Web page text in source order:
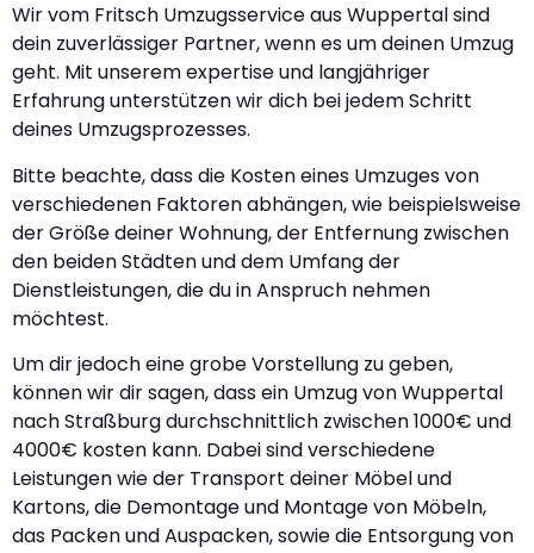
Wir vom Fritsch Umzugsservice aus Wuppertal sind
dein zuverlässiger Partner, wenn es um deinen Umzug
geht. Mit unserem expertise und langjähriger
Erfahrung unterstützen wir dich bei jedem Schritt
deines Umzugsprozesses.
Bitte beachte, dass die Kosten eines Umzuges von
verschiedenen Faktoren abhängen, wie beispielsweise
der Größe deiner Wohnung, der Entfernung zwischen
den beiden Städten und dem Umfang der
Dienstleistungen, die du in Anspruch nehmen
möchtest.
Um dir jedoch eine grobe Vorstellung zu geben,
können wir dir sagen, dass ein Umzug von Wuppertal
nach Straßburg durchschnittlich zwischen 1000€ und
4000€ kosten kann. Dabei sind verschiedene
Leistungen wie der Transport deiner Möbel und
Kartons, die Demontage und Montage von Möbeln,
das Packen und Auspacken, sowie die Entsorgung von